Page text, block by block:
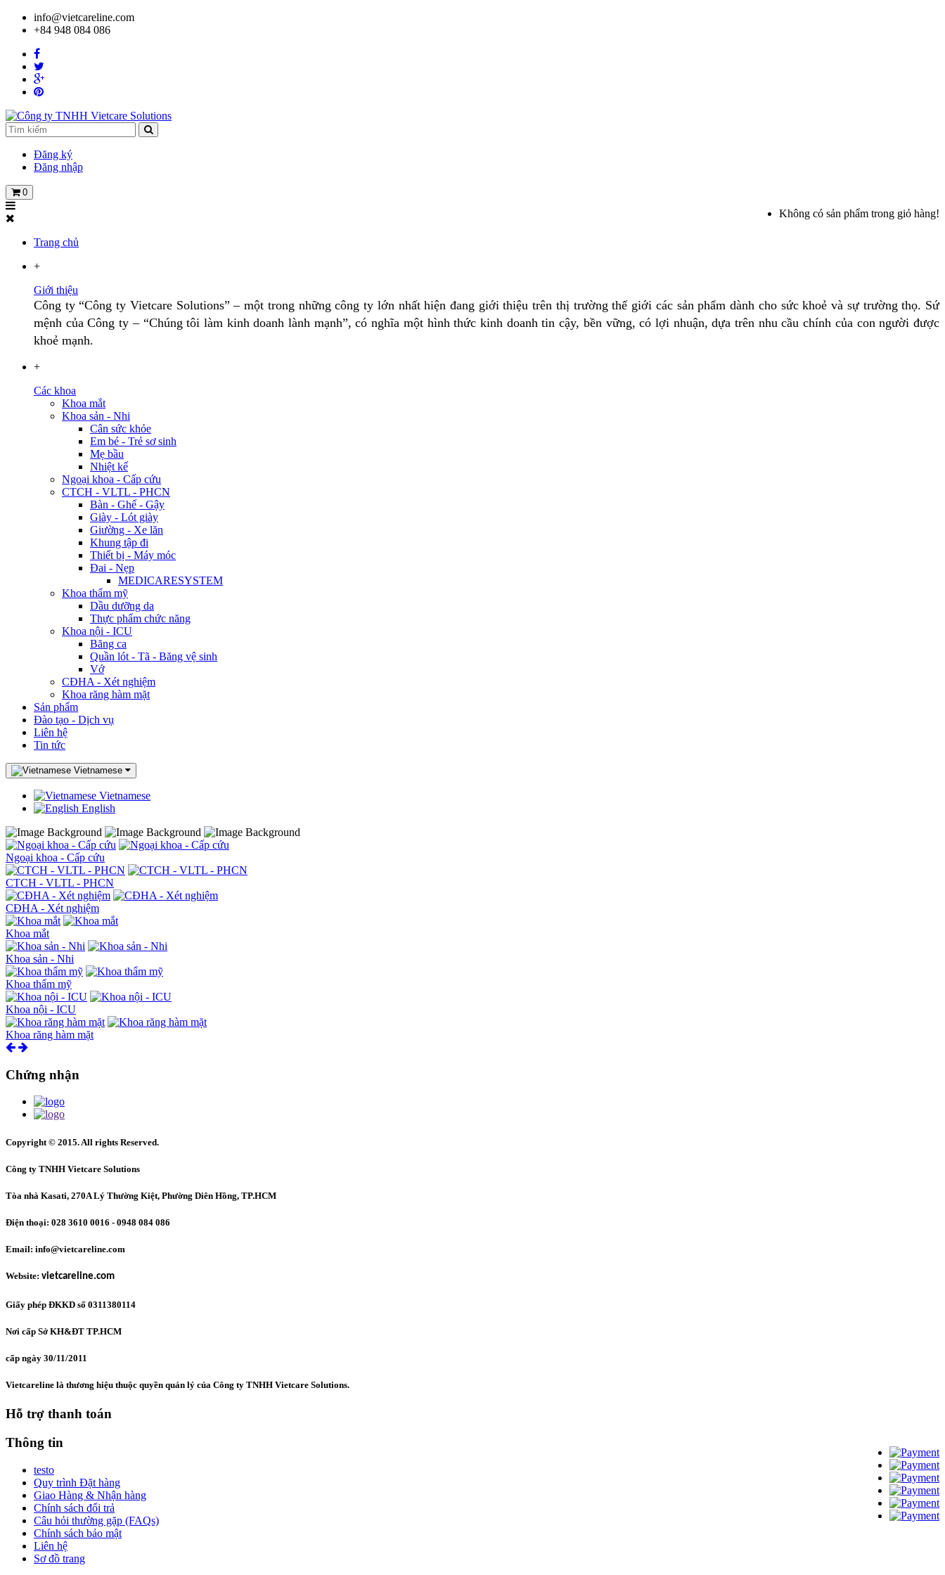
info@vietcareline.com
+84 948 084 086
Đăng ký
Đăng nhập
0
Không có sản phẩm trong giỏ hàng!
Trang chủ
+
Giới thiệu
Công ty “Công ty Vietcare Solutions” – một trong những công ty lớn nhất hiện đang giới thiệu trên thị trường thế giới các sản phẩm dành cho sức khoẻ và sự trường thọ. Sứ
mệnh của Công ty – “Chúng tôi làm kinh doanh lành mạnh”, có nghĩa một hình thức kinh doanh tin cậy, bền vững, có lợi nhuận, dựa trên nhu cầu chính của con người được
khoẻ mạnh.
+
Các khoa
Khoa mắt
Khoa sản - Nhi
Cân sức khỏe
Em bé - Trẻ sơ sinh
Mẹ bầu
Nhiệt kế
Ngoại khoa - Cấp cứu
CTCH - VLTL - PHCN
Bàn - Ghế - Gậy
Giày - Lót giày
Giường - Xe lăn
Khung tập đi
Thiết bị - Máy móc
Đai - Nẹp
MEDICARESYSTEM
Khoa thẩm mỹ
Dầu dưỡng da
Thực phẩm chức năng
Khoa nội - ICU
Băng ca
Quần lót - Tã - Băng vệ sinh
Vớ
CĐHA - Xét nghiệm
Khoa răng hàm mặt
Sản phẩm
Đào tạo - Dịch vụ
Liên hệ
Tin tức
Vietnamese
Vietnamese
English
Ngoại khoa - Cấp cứu
CTCH - VLTL - PHCN
CĐHA - Xét nghiệm
Khoa mắt
Khoa sản - Nhi
Khoa thẩm mỹ
Khoa nội - ICU
Khoa răng hàm mặt
Chứng nhận
Copyright © 2015. All rights Reserved.
Công ty TNHH Vietcare Solutions
Tòa nhà Kasati, 270A Lý Thường Kiệt, Phường Diên Hồng, TP.HCM
Điện thoại: 028 3610 0016 - 0948 084 086
Email: info@vietcareline.com
Website: vietcareline.com
Giấy phép ĐKKD số 0311380114
Nơi cấp Sở KH&ĐT TP.HCM
cấp ngày 30/11/2011
Vietcareline là thương hiệu thuộc quyền quản lý của Công ty TNHH Vietcare Solutions.
Hỗ trợ thanh toán
Thông tin
testo
Quy trình Đặt hàng
Giao Hàng & Nhận hàng
Chính sách đổi trả
Câu hỏi thường gặp (FAQs)
Chính sách bảo mật
Liên hệ
Sơ đồ trang